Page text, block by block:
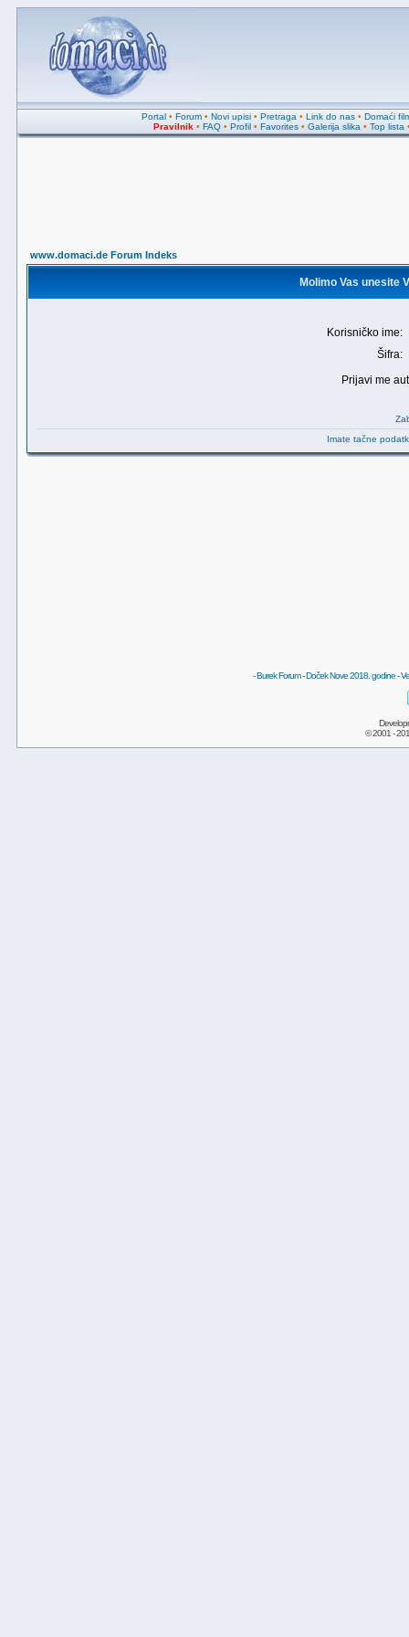
Portal• Forum• Novi upisi• Pretraga • Link do nas• Domaći
Pravilnik • FAQ • Profil • Favorites • Galerija slika • Top lista
www.domaci.de Forum Indeks
Molimo Vas unesite
Korisničko ime:
Šifra:
Prijavi me
Imate tačne
-Burek Forum-Doček Nove 2018. godine-
© 2001 -